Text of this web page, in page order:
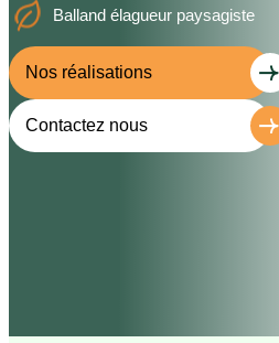
Balland élagueur paysagiste
Nos réalisations
Contactez nous